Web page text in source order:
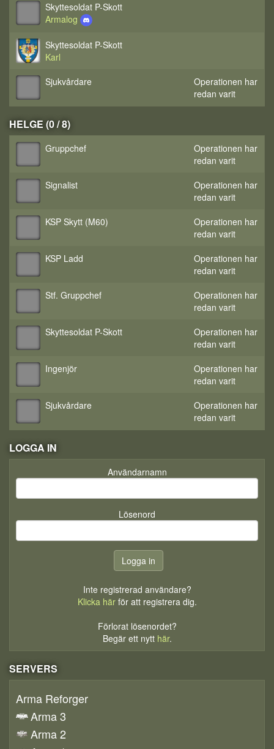
Skyttesoldat P-Skott
Armalog
Skyttesoldat P-Skott
Karl
Sjukvårdare
Operationen har
redan varit
HELGE (0 / 8)
Gruppchef
Operationen har
redan varit
Signalist
Operationen har
redan varit
KSP Skytt (M60)
Operationen har
redan varit
KSP Ladd
Operationen har
redan varit
Stf. Gruppchef
Operationen har
redan varit
Skyttesoldat P-Skott
Operationen har
redan varit
Ingenjör
Operationen har
redan varit
Sjukvårdare
Operationen har
redan varit
LOGGA IN
Användarnamn
Lösenord
Inte registrerad användare?
Klicka härför att registrera dig.
Förlorat lösenordet?
Begär ett nytt här.
SERVERS
Arma Reforger
Arma 3
Arma 2